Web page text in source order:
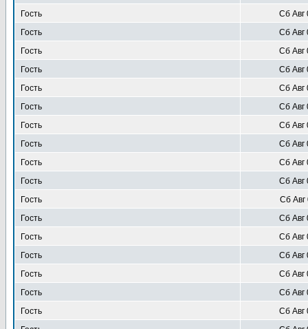
Гость
Сб Авг
Гость
Сб Авг
Гость
Сб Авг
Гость
Сб Авг
Гость
Сб Авг
Гость
Сб Авг
Гость
Сб Авг
Гость
Сб Авг
Гость
Сб Авг
Гость
Сб Авг
Гость
Сб Авг
Гость
Сб Авг
Гость
Сб Авг
Гость
Сб Авг
Гость
Сб Авг
Гость
Сб Авг
Гость
Сб Авг